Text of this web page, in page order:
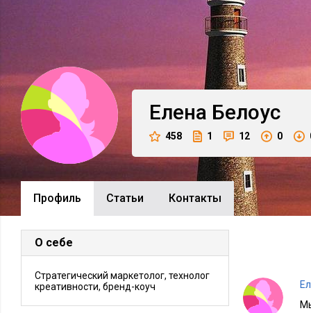
Елена Белоус
458 1 12 0
Профиль Cтатьи Контакты
О себе
Стратегический маркетолог, технолог
креативности, бренд-коуч